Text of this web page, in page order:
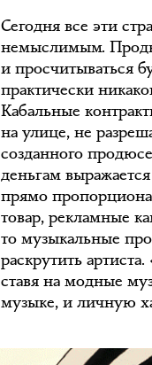
Сегодня все эти
немыслимым.
и просчитываться
практически
Кабальные
на улице, не
созданного
деньгам
прямо
товар, рекламные
то музыкальные
раскрутить
ставя на модные
музыке, и личную